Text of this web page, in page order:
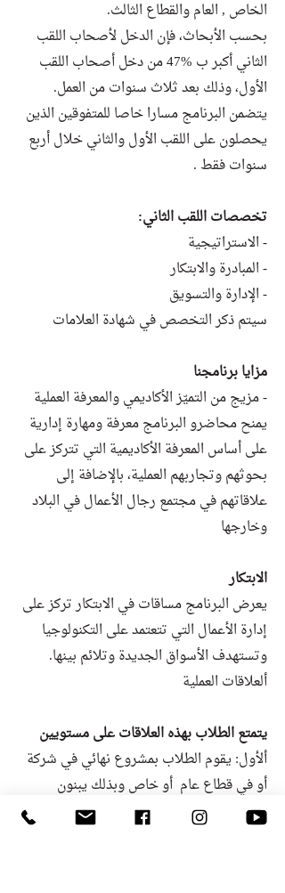
الخاص , العام والقطاع الثالث.
بحسب الأبحاث، فإن الدخل لأصحاب اللقب
الثاني أكبر ب %47 من دخل أصحاب اللقب
الأول، وذلك بعد ثلاث سنوات من العمل.
يتضمن البرنامج مسارا خاصا للمتفوقين الذين
يحصلون على اللقب الأول والثاني خلال أربع
سنوات فقط .
تخصصات اللقب الثاني:
- الاستراتيجية
- المبادرة والابتكار
- الإدارة والتسويق
سيتم ذكر التخصص في شهادة العلامات
مزايا برنامجنا
- مزيج من التميّز الأكاديمي والمعرفة العملية
يمنح محاضرو البرنامج معرفة ومهارة إدارية
على أساس المعرفة الأكاديمية التي تتركز على
بحوثهم وتجاربهم العملية، بالإضافة إلى
علاقاتهم في مجتمع رجال الأعمال في البلاد
وخارجها
الابتكار
يعرض البرنامج مساقات في الابتكار تركز على
إدارة الأعمال التي تتعتمد على التكنولوجيا
وتستهدف الأسواق الجديدة وتلائم بينها.
ألعلاقات العملية
يتمتع الطلاب بهذه العلاقات على مستويين
ألأول: يقوم الطلاب بمشروع نهائي في شركة
أو في قطاع عام أو خاص وبذلك يبنون
العلاقات